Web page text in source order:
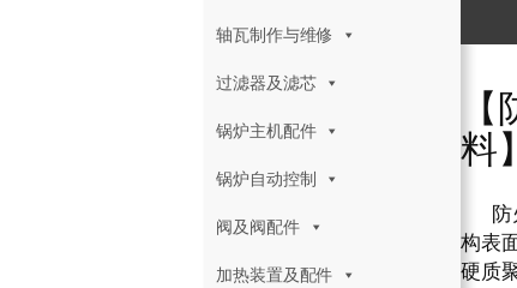
轴瓦制作与维修
过滤器及滤芯
锅炉主机配件
锅炉自动控制
阀及阀配件
加热装置及配件
料】
防
构表
硬质